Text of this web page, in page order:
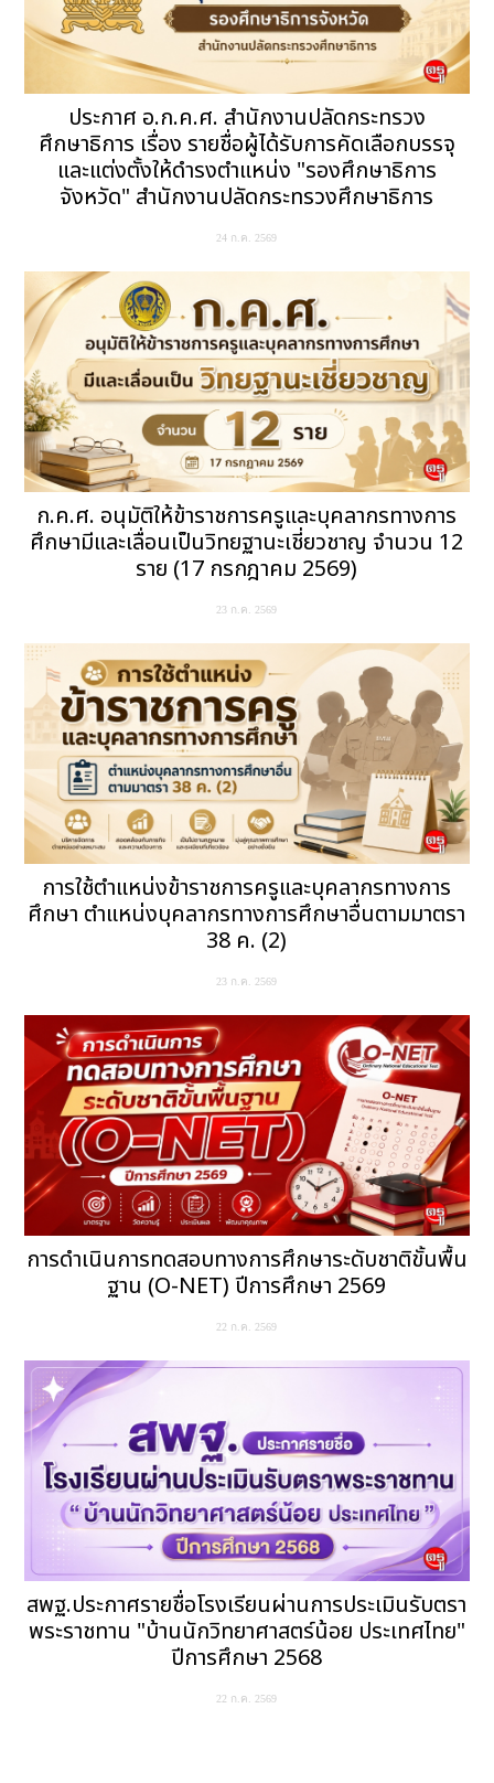
ประกาศ อ.ก.ค.ศ. สำนักงานปลัดกระทรวง
ศึกษาธิการ เรื่อง รายชื่อผู้ได้รับการคัดเลือกบรรจุ
และแต่งตั้งให้ดำรงตำแหน่ง "รองศึกษาธิการ
จังหวัด" สำนักงานปลัดกระทรวงศึกษาธิการ
24 ก.ค. 2569
ก.ค.ศ. อนุมัติให้ข้าราชการครูและบุคลากรทางการ
ศึกษามีและเลื่อนเป็นวิทยฐานะเชี่ยวชาญ จำนวน 12
ราย (17 กรกฎาคม 2569)
23 ก.ค. 2569
การใช้ตำแหน่งข้าราชการครูและบุคลากรทางการ
ศึกษา ตำแหน่งบุคลากรทางการศึกษาอื่นตามมาตรา
38 ค. (2)
23 ก.ค. 2569
การดำเนินการทดสอบทางการศึกษาระดับชาติขั้นพื้น
ฐาน (O-NET) ปีการศึกษา 2569
22 ก.ค. 2569
สพฐ.ประกาศรายชื่อโรงเรียนผ่านการประเมินรับตรา
พระราชทาน "บ้านนักวิทยาศาสตร์น้อย ประเทศไทย"
ปีการศึกษา 2568
22 ก.ค. 2569